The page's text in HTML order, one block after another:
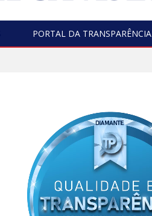
PORTAL DA TRANSPARÊNCIA